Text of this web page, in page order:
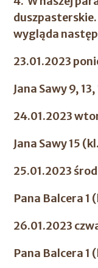
wygląda
23.01.2023
Jana Sawy 9,
24.01.2023
Jana Sawy 15
25.01.2023
Pana Balcera 1
26.01.2023
Pana Balcera 1